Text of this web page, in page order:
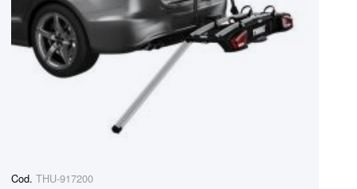
Cod. THU-917200